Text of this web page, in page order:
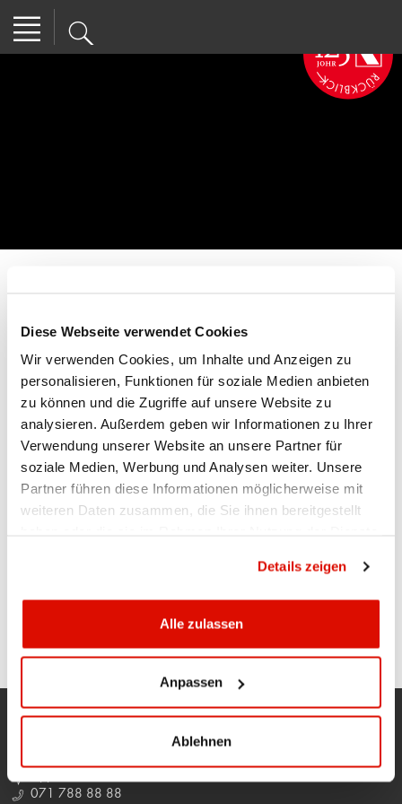
Diese Webseite verwendet Cookies
Wir verwenden Cookies, um Inhalte und Anzeigen zu
personalisieren, Funktionen für soziale Medien anbieten
zu können und die Zugriffe auf unsere Website zu
analysieren. Außerdem geben wir Informationen zu Ihrer
Verwendung unserer Website an unsere Partner für
soziale Medien, Werbung und Analysen weiter. Unsere
Partner führen diese Informationen möglicherweise mit
weiteren Daten zusammen, die Sie ihnen bereitgestellt
Details zeigen
Alle zulassen
Anpassen
Ablehnen
KB-Family-Trophy -
Endspurt
Aktuell| 11.12.2025 09:00
Die Ställe der KB-Family-Trophy können mit
einem vollen Sammelpass noch bis Ende
Dezember abgeholt werden - entweder an
unserem Hauptsitz in Appenzell oder in unserer
SEITE DRUCKEN
071 788 88 88